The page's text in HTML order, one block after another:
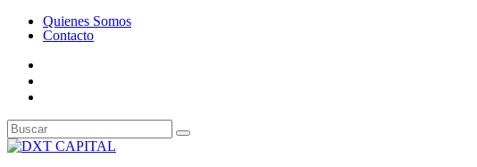
Quienes Somos
Contacto